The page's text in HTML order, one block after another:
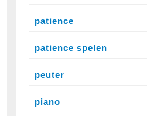
patience
patience spelen
peuter
piano